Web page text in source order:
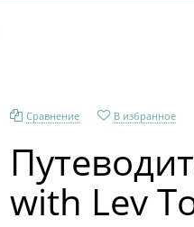
Сравнение В избранное
with Lev